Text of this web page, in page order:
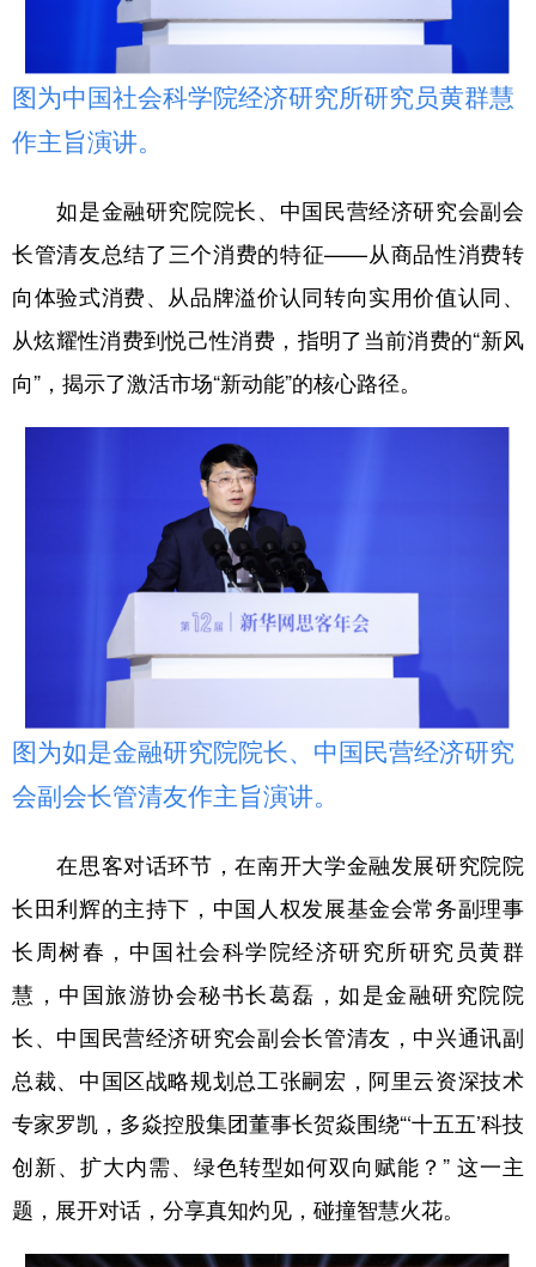
图为中国社会科学院经济研究所研究员黄群慧
作主旨演讲。
如是金融研究院院长、中国民营经济研究会副会
长管清友总结了三个消费的特征——从商品性消费转
向体验式消费、从品牌溢价认同转向实用价值认同、
从炫耀性消费到悦己性消费，指明了当前消费的“新风
向”，揭示了激活市场“新动能”的核心路径。
图为如是金融研究院院长、中国民营经济研究
会副会长管清友作主旨演讲。
在思客对话环节，在南开大学金融发展研究院院
长田利辉的主持下，中国人权发展基金会常务副理事
长周树春，中国社会科学院经济研究所研究员黄群
慧，中国旅游协会秘书长葛磊，如是金融研究院院
长、中国民营经济研究会副会长管清友，中兴通讯副
总裁、中国区战略规划总工张嗣宏，阿里云资深技术
专家罗凯，多焱控股集团董事长贺焱围绕“‘十五五’科技
创新、扩大内需、绿色转型如何双向赋能？” 这一主
题，展开对话，分享真知灼见，碰撞智慧火花。